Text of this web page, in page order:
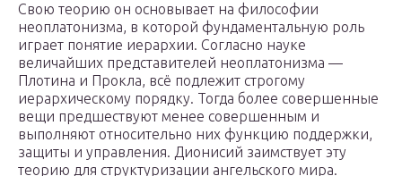
Свою теорию он основывает на философии
неоплатонизма, в которой фундаментальную роль
играет понятие иерархии. Согласно науке
величайших представителей неоплатонизма —
Плотина и Прокла, всё подлежит строгому
иерархическому порядку. Тогда более совершенные
вещи предшествуют менее совершенным и
выполняют относительно них функцию поддержки,
защиты и управления. Дионисий заимствует эту
теорию для структуризации ангельского мира.